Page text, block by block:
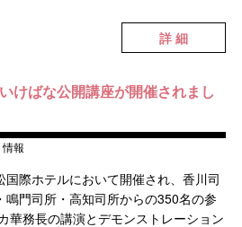
詳 細
けばな公開講座が開催されまし
報
際ホテルにおいて開催され、香川司
鳴門司所・高知司所からの350名の参
華務長の講演とデモンストレーション